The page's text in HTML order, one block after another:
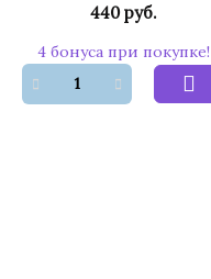
440 руб.
4 бонуса при покупке!